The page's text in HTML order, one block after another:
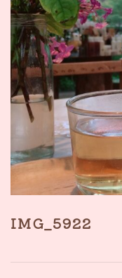
IMG_5922